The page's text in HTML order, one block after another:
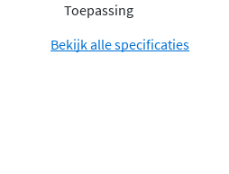
Toepassing
Bekijk alle specificaties